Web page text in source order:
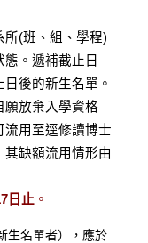
所(班、組、學程)
。遞補截止日
後的新生名單。
願放棄入學資格
流用至逕修讀博士
缺額流用情形由
日止 。
生名單者），應於